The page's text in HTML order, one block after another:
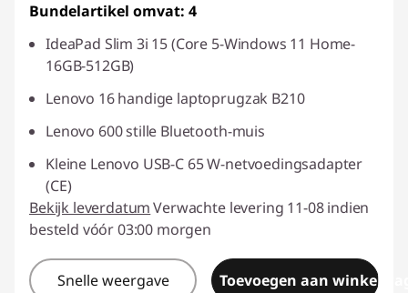
Bundelartikel omvat: 4
IdeaPad Slim 3i 15 (Core 5-Windows 11 Home-
16GB-512GB)
Lenovo 16 handige laptoprugzak B210
Lenovo 600 stille Bluetooth-muis
Kleine Lenovo USB-C 65 W-netvoedingsadapter
(CE)
Bekijk leverdatumVerwachte levering 11-08 indien
besteld vóór 03:00 morgen
Snelle weergave Toevoegen aan